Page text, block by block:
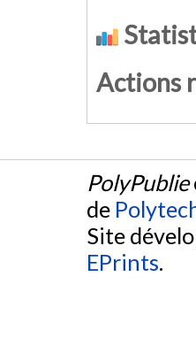
Actions
PolyPublie
de
Site
EPrints.